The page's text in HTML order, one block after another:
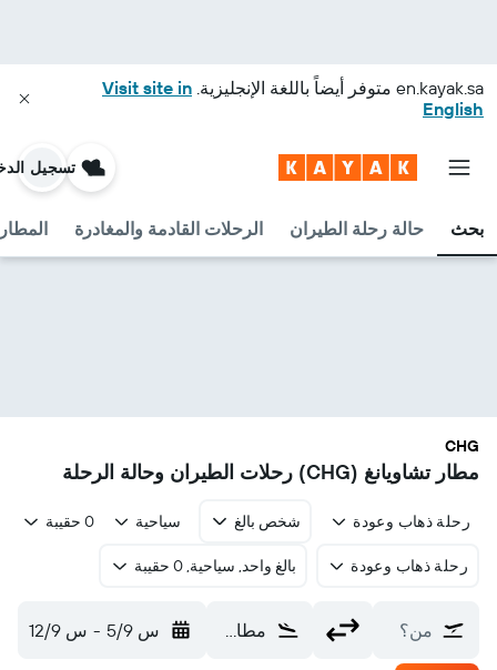
en.kayak.sa متوفر أيضاً باللغة الإنجليزية. Visit site in
English
بحث حالة رحلة الطيران الرحلات القادمة والمغادرة
تسجيل
CHG
مطار تشاويانغ (CHG) رحلات الطيران وحالة الرحلة
رحلة ذهاب وعودة شخص بالغ سياحية 0 حقيبة
رحلة ذهاب وعودة بالغ واحد, سياحية, 0 حقيبة
من؟ مطار تشاويانغ (CHG) س 5/9 - س 12/9